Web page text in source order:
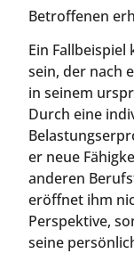
Betroffenen
Ein
sein, der nach
in seinem
Durch eine
er neue
anderen
eröffnet ihm
Perspektive,
seine